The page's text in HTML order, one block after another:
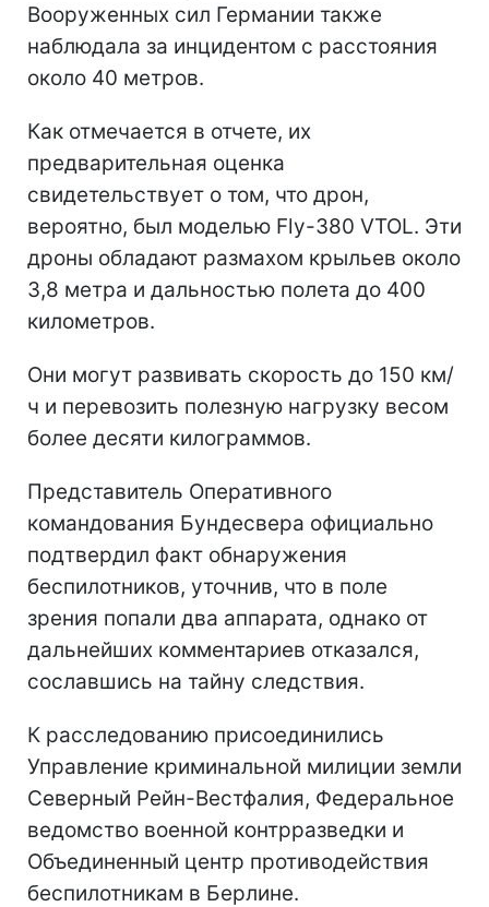
Вооруженных сил Германии также
наблюдала за инцидентом с расстояния
около 40 метров.
Как отмечается в отчете, их
предварительная оценка
свидетельствует о том, что дрон,
вероятно, был моделью Fly-380 VTOL. Эти
дроны обладают размахом крыльев около
3,8 метра и дальностью полета до 400
километров.
Они могут развивать скорость до 150 км/
ч и перевозить полезную нагрузку весом
более десяти килограммов.
Представитель Оперативного
командования Бундесвера официально
подтвердил факт обнаружения
беспилотников, уточнив, что в поле
зрения попали два аппарата, однако от
дальнейших комментариев отказался,
сославшись на тайну следствия.
К расследованию присоединились
Управление криминальной милиции земли
Северный Рейн-Вестфалия, Федеральное
ведомство военной контрразведки и
Объединенный центр противодействия
беспилотникам в Берлине.